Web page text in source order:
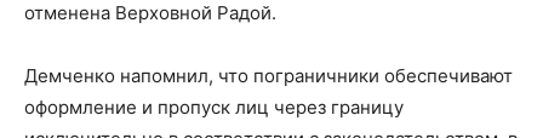
отменена Верховной Радой.
Демченко напомнил, что пограничники обеспечивают
оформление и пропуск лиц через границу